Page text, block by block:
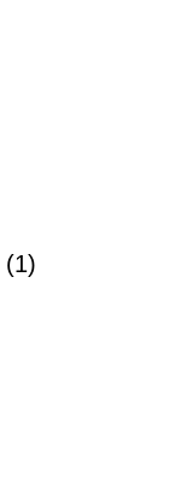
(1)